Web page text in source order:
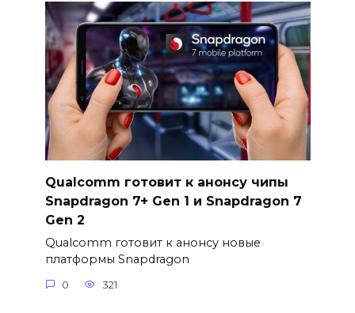
Qualcomm готовит к анонсу чипы
Snapdragon 7+ Gen 1 и Snapdragon 7
Gen 2
Qualcomm готовит к анонсу новые
платформы Snapdragon
0 321